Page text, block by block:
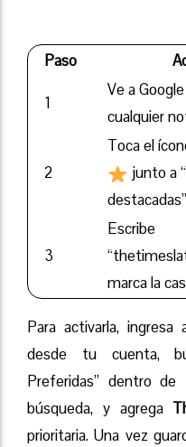
Paso
1
Ve a
cualquier
2
Toca el
junto a
3
Escribe
marca la
Para activarla,
desde tu cuenta,
Preferidas” dentro
búsqueda, y agrega
prioritaria. Una vez